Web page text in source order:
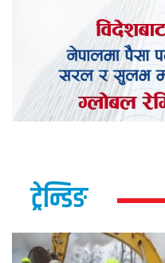
ट्रेन्डिङ